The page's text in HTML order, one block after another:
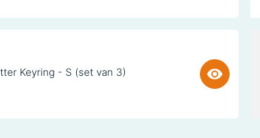
Keyring - S (set van 3)